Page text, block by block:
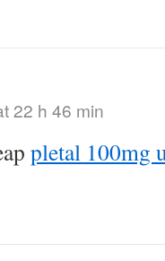
22 h 46 min
pletal 100mg